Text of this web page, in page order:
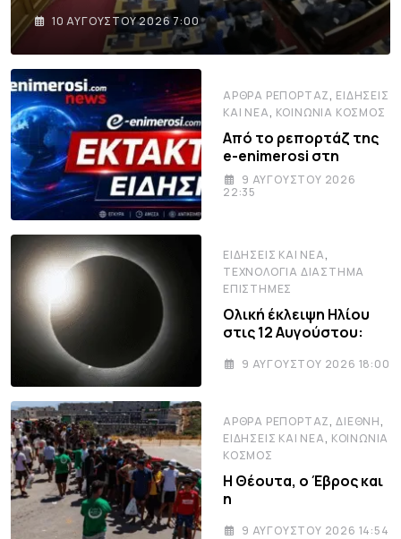
10 ΑΥΓΟΎΣΤΟΥ 2026 7:00
ΆΡΘΡΑ ΡΕΠΟΡΤΆΖ, ΕΙΔΉΣΕΙΣ
ΚΑΙ ΝΈΑ, ΚΟΙΝΩΝΊΑ ΚΌΣΜΟΣ
Από το ρεπορτάζ της
e-enimerosi στη
9 ΑΥΓΟΎΣΤΟΥ 2026
22:35
ΕΙΔΉΣΕΙΣ ΚΑΙ ΝΈΑ,
ΤΕΧΝΟΛΟΓΊΑ ΔΙΆΣΤΗΜΑ
ΕΠΙΣΤΉΜΕΣ
Ολική έκλειψη Ηλίου
στις 12 Αυγούστου:
9 ΑΥΓΟΎΣΤΟΥ 2026 18:00
ΆΡΘΡΑ ΡΕΠΟΡΤΆΖ,ΔΙΕΘΝΉ,
ΕΙΔΉΣΕΙΣ ΚΑΙ ΝΈΑ, ΚΟΙΝΩΝΊΑ
ΚΌΣΜΟΣ
Η Θέουτα, ο Έβρος και
η
9 ΑΥΓΟΎΣΤΟΥ 2026 14:54